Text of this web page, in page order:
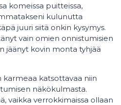
komeissa puitteissa,
kulunutta
juuri siitä onkin kysymys.
vain omien onnistumisien
jäänyt kovin monta tyhjää
katsottavaa niin
näkökulmasta.
vaikka verrokkimaissa ollaan